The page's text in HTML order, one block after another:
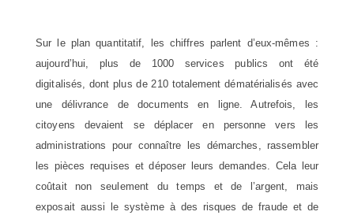
Sur le plan quantitatif, les chiffres parlent d’eux-mêmes :
aujourd’hui, plus de 1000 services publics ont été
digitalisés, dont plus de 210 totalement dématérialisés avec
une délivrance de documents en ligne. Autrefois, les
citoyens devaient se déplacer en personne vers les
administrations pour connaître les démarches, rassembler
les pièces requises et déposer leurs demandes. Cela leur
coûtait non seulement du temps et de l’argent, mais
exposait aussi le système à des risques de fraude et de